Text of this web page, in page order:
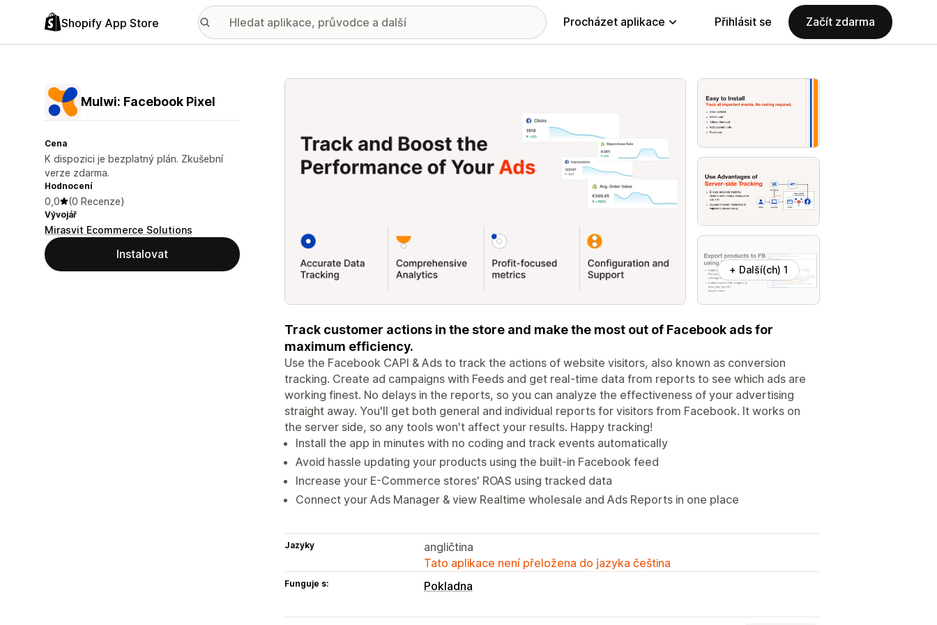
Shopify App Store Procházet aplikace Přihlásit se Začít zdarma
Mulwi: Facebook Pixel
Cena
K dispozici je bezplatný plán. Zkušební
verze zdarma.
Hodnocení
0,0 (0 Recenze)
Vývojář
Mirasvit Ecommerce Solutions
Instalovat
Galerie propagovaných obrázků
+ Další(ch) 1
Track customer actions in the store and make the most out of Facebook ads for
maximum efficiency.
Use the Facebook CAPI & Ads to track the actions of website visitors, also known as conversion
tracking. Create ad campaigns with Feeds and get real-time data from reports to see which ads are
working finest. No delays in the reports, so you can analyze the effectiveness of your advertising
straight away. You'll get both general and individual reports for visitors from Facebook. It works on
the server side, so any tools won't affect your results. Happy tracking!
Install the app in minutes with no coding and track events automatically
Avoid hassle updating your products using the built-in Facebook feed
Increase your E-Commerce stores' ROAS using tracked data
Connect your Ads Manager & view Realtime wholesale and Ads Reports in one place
Jazyky
angličtina
Tato aplikace není přeložena do jazyka čeština
Funguje s: Pokladna